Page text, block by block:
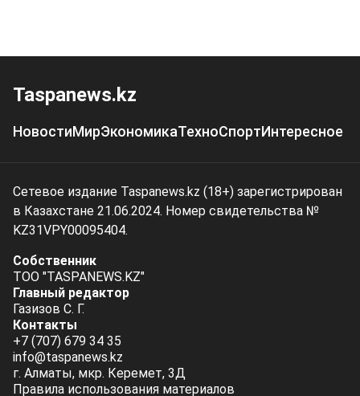
Taspanews.kz
НовостиМирЭкономикаТехноСпортИнтересное
Сетевое издание Taspanews.kz (18+) зарегистрирован
в Казахстане 21.06.2024. Номер свидетельства №
KZ31VPY00095404.
Собственник
ТОО "TASPANEWS.KZ"
Главный редактор
Газизов С. Г.
Контакты
+7 (707) 679 34 35
info@taspanews.kz
г. Алматы, мкр. Керемет, 3Д
Правила использования материалов